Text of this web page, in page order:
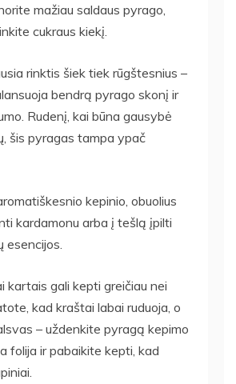
mažiau saldaus pyrago,
cukraus kiekį.
rinktis šiek tiek rūgštesnius –
bendrą pyrago skonį ir
Rudenį, kai būna gausybė
šis pyragas tampa ypač
kepinio, obuolius
kardamonu arba į tešlą įpilti
esencijos.
kartais gali kepti greičiau nei
kad kraštai labai ruduoja, o
– uždenkite pyragą kepimo
folija ir pabaikite kepti, kad